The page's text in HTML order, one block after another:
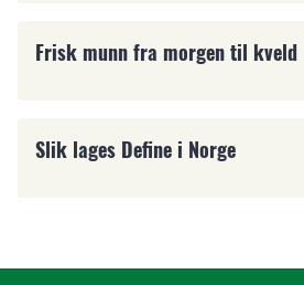
Frisk munn fra morgen til kveld
Slik lages Define i Norge